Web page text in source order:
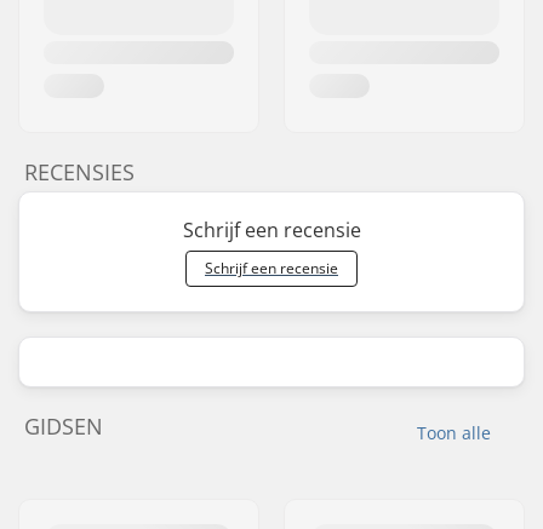
RECENSIES
Schrijf een recensie
Schrijf een recensie
Toon alle
GIDSEN